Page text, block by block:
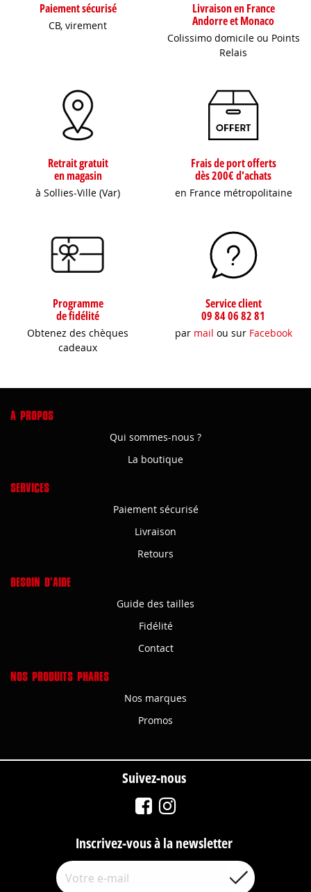
Paiement sécurisé
CB, virement
Livraison en France
Andorre et Monaco
Colissimo domicile ou Points
Relais
Retrait gratuit
en magasin
à Sollies-Ville (Var)
Frais de port offerts
dès 200€ d'achats
en France métropolitaine
Programme
de fidélité
Obtenez des chèques
cadeaux
Service client
09 84 06 82 81
par mail ou sur Facebook
A PROPOS
Qui sommes-nous ?
La boutique
SERVICES
Paiement sécurisé
Livraison
Retours
BESOIN D'AIDE
Guide des tailles
Fidélité
Contact
NOS PRODUITS PHARES
Nos marques
Promos
Suivez-nous
Inscrivez-vous à la newsletter